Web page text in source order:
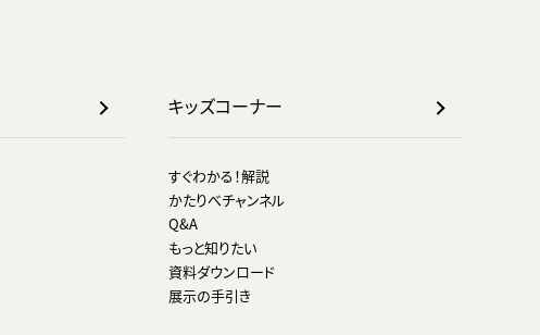
キッズコーナー
すぐわかる！解説
かたりべチャンネル
Q&A
もっと知りたい
資料ダウンロード
展示の手引き